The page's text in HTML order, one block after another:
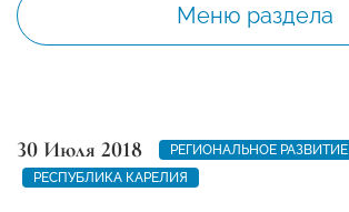
Меню раздела
30 Июля 2018
РЕГИОНАЛЬНОЕ РАЗВИТИЕ
РЕСПУБЛИКА КАРЕЛИЯ